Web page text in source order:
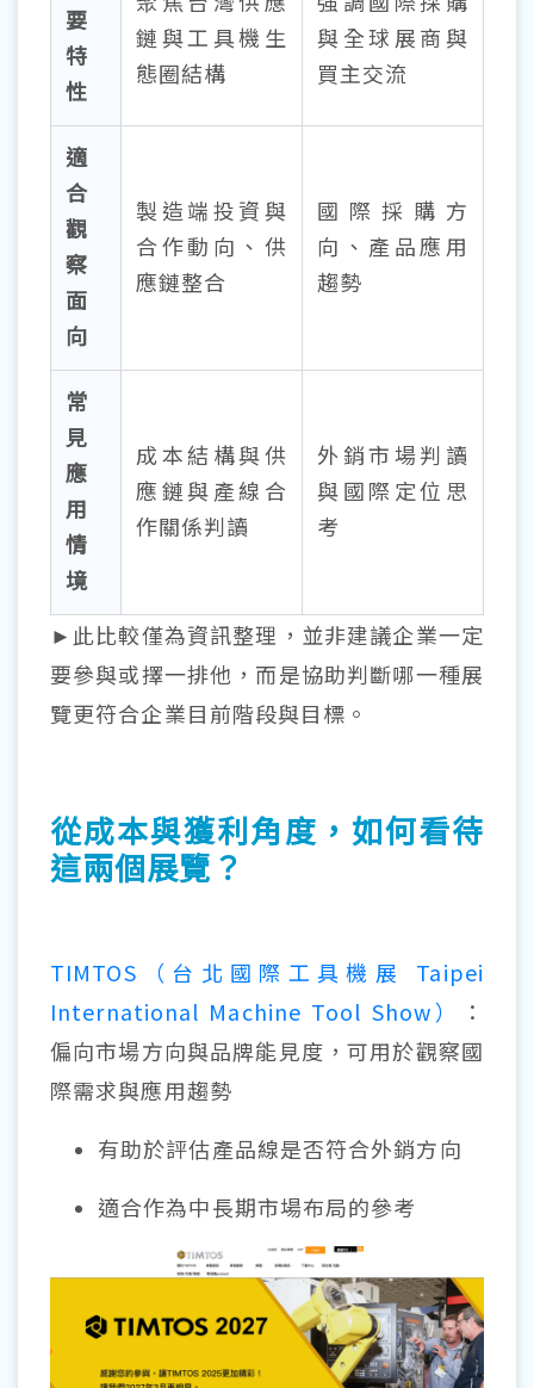
要
特
性
鏈與工具機生
態圈結構
與全球展商與
買主交流
適
合
觀
察
面
向
製造端投資與
合作動向、供
應鏈整合
國際採購方
向、產品應用
趨勢
常
見
應
用
情
境
成本結構與供
應鏈與產線合
作關係判讀
外銷市場判讀
與國際定位思
考
►此比較僅為資訊整理，並非建議企業一定
要參與或擇一排他，而是協助判斷哪一種展
覽更符合企業目前階段與目標。
從成本與獲利角度，如何看待
這兩個展覽？
TIMTOS（台北國際工具機展 Taipei
International Machine Tool Show）
：
偏向市場方向與品牌能見度，可用於觀察國
際需求與應用趨勢
有助於評估產品線是否符合外銷方向
適合作為中長期市場布局的參考